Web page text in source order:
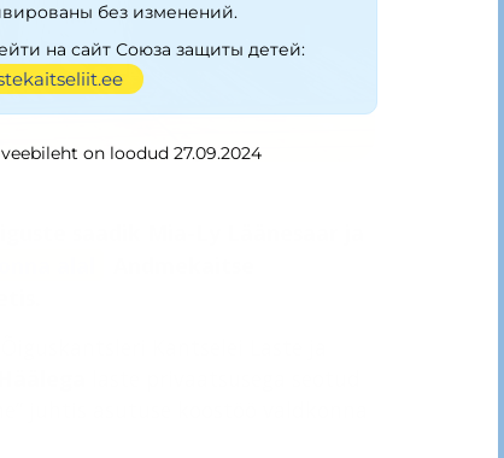
saadik Mia-Ly Läänesaar ja
Kantselei Laste ja
juhtis asutuse koostöö valdkonna
без изменений.
на сайт Союза защиты детей:
on loodud 27.09.2024